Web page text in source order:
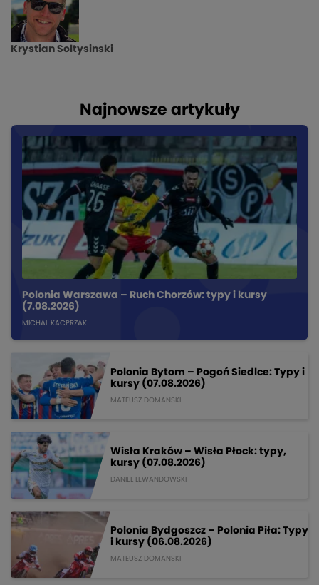
Krystian Soltysinski
Najnowsze artykuły
Polonia Warszawa – Ruch Chorzów: typy i kursy
(7.08.2026)
MICHAL KACPRZAK
Polonia Bytom – Pogoń Siedlce: Typy i
kursy (07.08.2026)
MATEUSZ DOMANSKI
Wisła Kraków – Wisła Płock: typy,
kursy (07.08.2026)
DANIEL LEWANDOWSKI
Polonia Bydgoszcz – Polonia Piła: Typy
i kursy (06.08.2026)
MATEUSZ DOMANSKI